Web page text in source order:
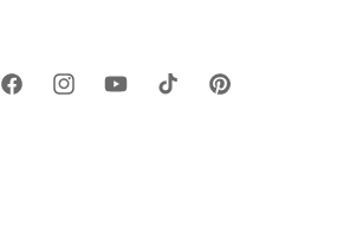
FacebookInstagramYouTubeTikTok Pinterest